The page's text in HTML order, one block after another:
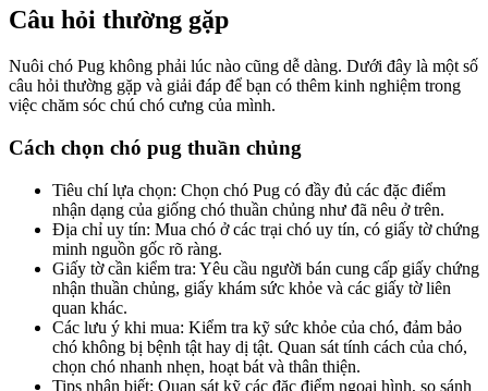
Câu hỏi thường gặp
Nuôi chó Pug không phải lúc nào cũng dễ dàng. Dưới đây là một số
câu hỏi thường gặp và giải đáp để bạn có thêm kinh nghiệm trong
việc chăm sóc chú chó cưng của mình.
Cách chọn chó pug thuần chủng
Tiêu chí lựa chọn: Chọn chó Pug có đầy đủ các đặc điểm
nhận dạng của giống chó thuần chủng như đã nêu ở trên.
Địa chỉ uy tín: Mua chó ở các trại chó uy tín, có giấy tờ chứng
minh nguồn gốc rõ ràng.
Giấy tờ cần kiểm tra: Yêu cầu người bán cung cấp giấy chứng
nhận thuần chủng, giấy khám sức khỏe và các giấy tờ liên
quan khác.
Các lưu ý khi mua: Kiểm tra kỹ sức khỏe của chó, đảm bảo
chó không bị bệnh tật hay dị tật. Quan sát tính cách của chó,
chọn chó nhanh nhẹn, hoạt bát và thân thiện.
Tips nhận biết: Quan sát kỹ các đặc điểm ngoại hình, so sánh